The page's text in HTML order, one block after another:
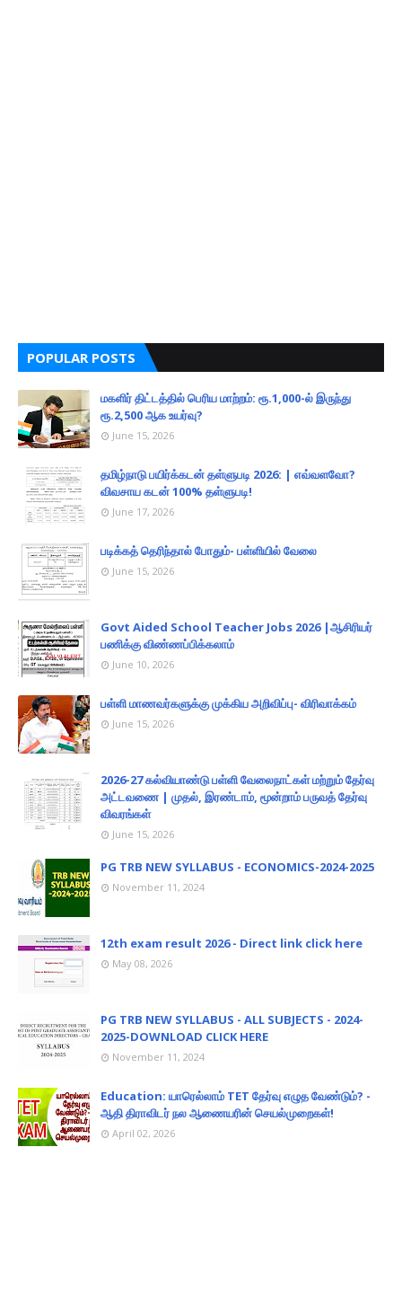
POPULAR POSTS
மகளிர் திட்டத்தில் பெரிய மாற்றம்: ரூ.1,000-ல் இருந்து
ரூ.2,500 ஆக உயர்வு?
June 15, 2026
தமிழ்நாடு பயிர்க்கடன் தள்ளுபடி 2026: | எவ்வளவோ?
விவசாய கடன் 100% தள்ளுபடி!
June 17, 2026
படிக்கத் தெரிந்தால் போதும்- பள்ளியில் வேலை
June 15, 2026
Govt Aided School Teacher Jobs 2026 |ஆசிரியர்
பணிக்கு விண்ணப்பிக்கலாம்
June 10, 2026
பள்ளி மாணவர்களுக்கு முக்கிய அறிவிப்பு- விரிவாக்கம்
June 15, 2026
2026-27 கல்வியாண்டு பள்ளி வேலைநாட்கள் மற்றும் தேர்வு
அட்டவணை | முதல், இரண்டாம், மூன்றாம் பருவத் தேர்வு
விவரங்கள்
June 15, 2026
PG TRB NEW SYLLABUS - ECONOMICS-2024-2025
November 11, 2024
12th exam result 2026 - Direct link click here
May 08, 2026
PG TRB NEW SYLLABUS - ALL SUBJECTS - 2024-
2025-DOWNLOAD CLICK HERE
November 11, 2024
Education: யாரெல்லாம் TET தேர்வு எழுத வேண்டும்? -
ஆதி திராவிடர் நல ஆணையரின் செயல்முறைகள்!
April 02, 2026